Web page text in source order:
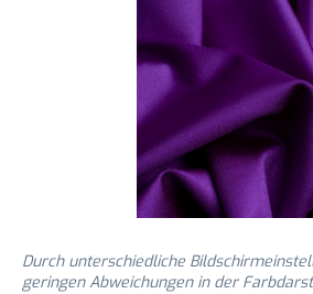
Durch unterschiedliche
geringen Abweichungen in der